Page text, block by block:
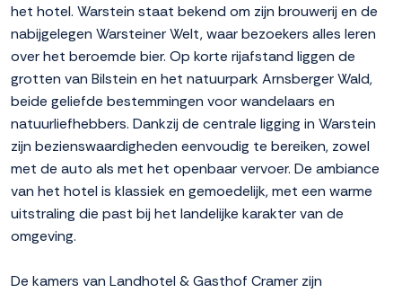
het hotel. Warstein staat bekend om zijn brouwerij en de
nabijgelegen Warsteiner Welt, waar bezoekers alles leren
over het beroemde bier. Op korte rijafstand liggen de
grotten van Bilstein en het natuurpark Arnsberger Wald,
beide geliefde bestemmingen voor wandelaars en
natuurliefhebbers. Dankzij de centrale ligging in Warstein
zijn bezienswaardigheden eenvoudig te bereiken, zowel
met de auto als met het openbaar vervoer. De ambiance
van het hotel is klassiek en gemoedelijk, met een warme
uitstraling die past bij het landelijke karakter van de
omgeving.
De kamers van Landhotel & Gasthof Cramer zijn